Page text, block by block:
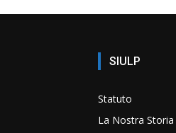
SIULP
Statuto
La Nostra Storia